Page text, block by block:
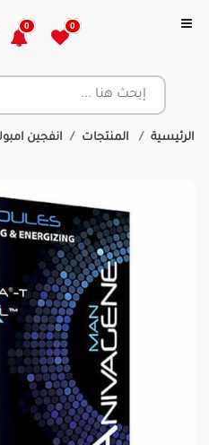
0
0
الرئيسية المنتجات انفجين